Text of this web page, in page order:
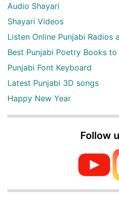
Audio Shayari
Shayari Videos
Listen Online Punjabi Radios
Best Punjabi Poetry Books to
Punjabi Font Keyboard
Latest Punjabi 3D songs
Happy New Year
Follow